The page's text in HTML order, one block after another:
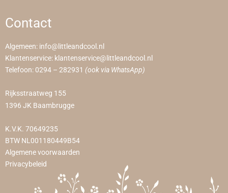
Contact
Algemeen: info@littleandcool.nl
Klantenservice: klantenservice@littleandcool.nl
Telefoon: 0294 – 282931 (ook via WhatsApp)
Rijksstraatweg 155
1396 JK Baambrugge
K.V.K. 70649235
BTW NL001180449B54
Algemene voorwaarden
Privacybeleid